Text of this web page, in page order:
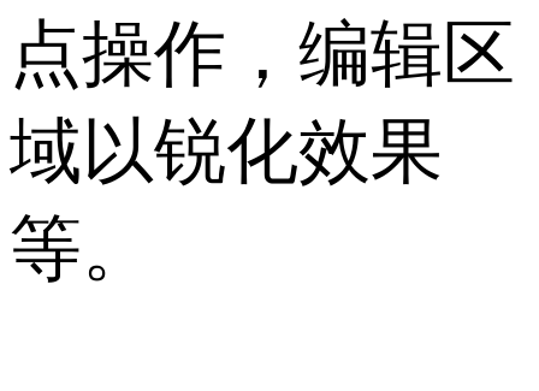
点操作，编辑区
域以锐化效果
等。